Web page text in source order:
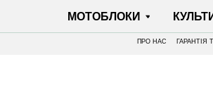
МОТОБЛОКИ КУЛЬТИВАТОРИ